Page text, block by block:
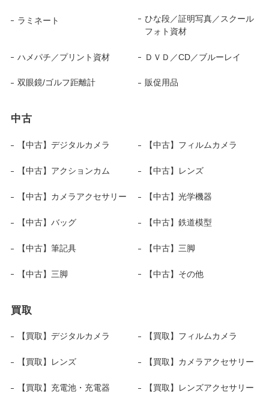
ラミネート
ひな段／証明写真／スクール
フォト資材
ハメパチ／プリント資材 ＤＶＤ／CD／ブルーレイ
双眼鏡/ゴルフ距離計 販促用品
中古
【中古】デジタルカメラ 【中古】フィルムカメラ
【中古】アクションカム 【中古】レンズ
【中古】カメラアクセサリー 【中古】光学機器
【中古】バッグ 【中古】鉄道模型
【中古】筆記具 【中古】三脚
【中古】三脚 【中古】その他
買取
【買取】デジタルカメラ 【買取】フィルムカメラ
【買取】レンズ 【買取】カメラアクセサリー
【買取】充電池・充電器 【買取】レンズアクセサリー